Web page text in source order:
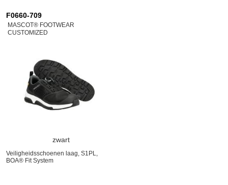
F0660-709
MASCOT® FOOTWEAR
CUSTOMIZED
zwart
Veiligheidsschoenen laag, S1PL,
BOA® Fit System